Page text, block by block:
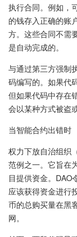
执行合同。例如，
的钱存入正确的账
方。这些合同不需
是自动完成的。
与通过第三方强制
码编写的。如果代
但如果代码中存在
会以某种方式被盗
当智能合约出错时
权力下放自治组织
范例之一。它旨在
目提供资金。DAO
应该获得资金进行
币的总购买量在黑
网。